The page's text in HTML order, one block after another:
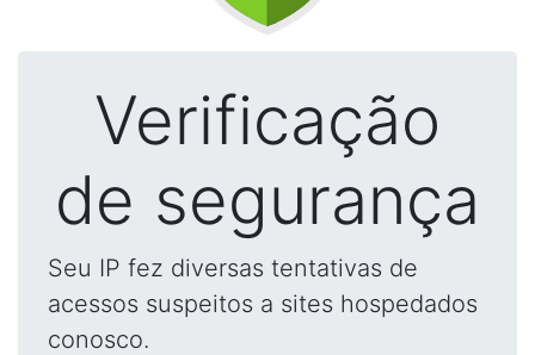
Verificação
de segurança
Seu IP fez diversas tentativas de
acessos suspeitos a sites hospedados
conosco.